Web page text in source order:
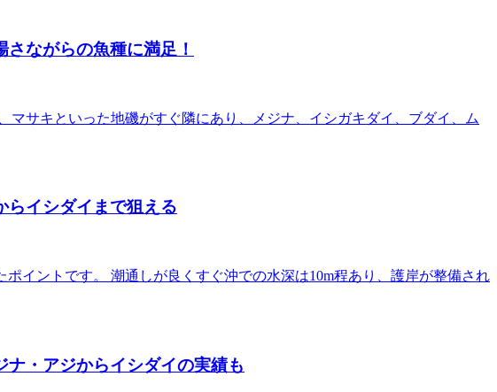
ながらの魚種に満足！
サキといった地磯がすぐ隣にあり、メジナ、イシガキダイ、ブダイ、ム
らイシダイまで狙える
イントです。 潮通しが良くすぐ沖での水深は10m程あり、護岸が整備され
・アジからイシダイの実績も